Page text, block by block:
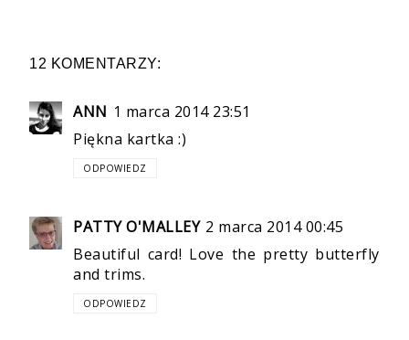
12 KOMENTARZY:
ANN 1 marca 2014 23:51
Piękna kartka :)
ODPOWIEDZ
PATTY O'MALLEY 2 marca 2014 00:45
Beautiful card! Love the pretty butterfly
and trims.
ODPOWIEDZ